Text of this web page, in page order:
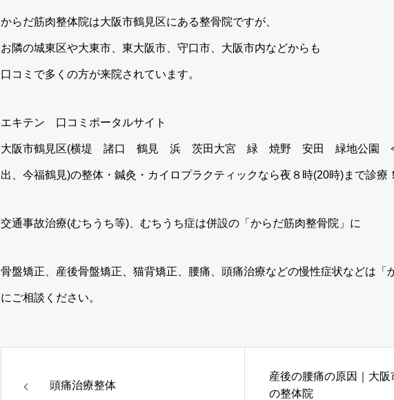
からだ筋肉整体院は大阪市鶴見区にある整骨院ですが、
お隣の城東区や大東市、東大阪市、守口市、大阪市内などからも
口コミで多くの方が来院されています。
エキテン 口コミポータルサイト
大阪市鶴見区(横堤 諸口 鶴見 浜 茨田大宮 緑 焼野 安田 緑地公園
出、今福鶴見)の整体・鍼灸・カイロプラクティックなら夜８時(20時)まで診療
交通事故治療(むちうち等)、むちうち症は併設の「からだ筋肉整骨院」に
骨盤矯正、産後骨盤矯正、猫背矯正、腰痛、頭痛治療などの慢性症状などは「
にご相談ください。
頭痛治療整体
産後の腰痛の原因｜大阪
の整体院